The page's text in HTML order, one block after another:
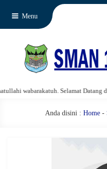
Menu
wabarakatuh. Selamat Datang di
Anda disini : Home-